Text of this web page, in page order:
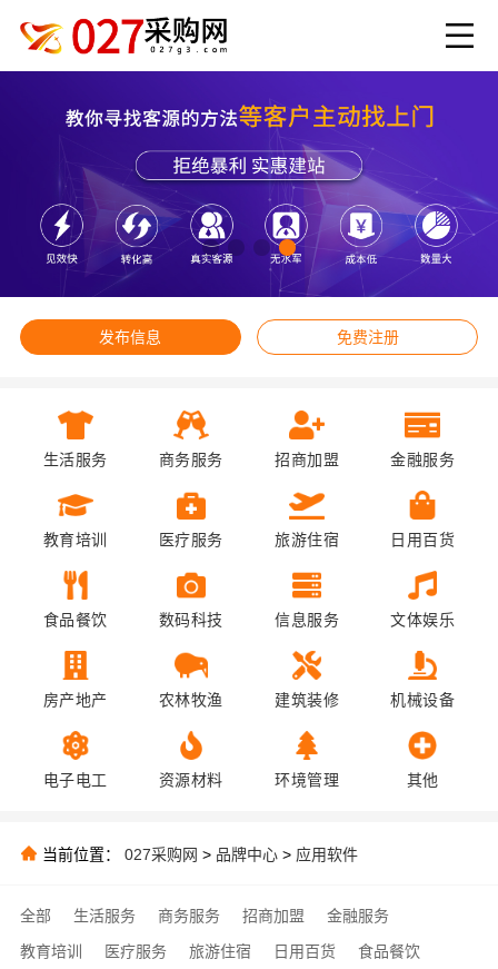
发布信息 免费注册
生活服务 商务服务 招商加盟 金融服务
教育培训 医疗服务 旅游住宿 日用百货
食品餐饮 数码科技 信息服务 文体娱乐
房产地产 农林牧渔 建筑装修 机械设备
电子电工 资源材料 环境管理 其他
当前位置： 027采购网 > 品牌中心 > 应用软件
全部 生活服务 商务服务 招商加盟
金融服务
教育培训
医疗服务 旅游住宿 日用百货
食品餐饮